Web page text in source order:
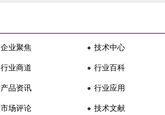
企业聚焦
行业商道
产品资讯
市场评论
技术中心
行业百科
行业应用
技术文献